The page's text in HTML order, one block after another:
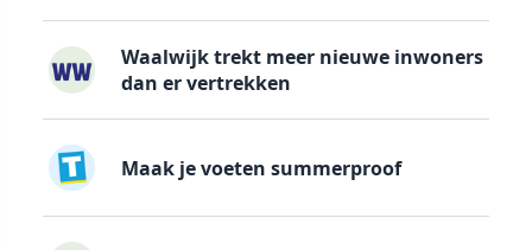
Waalwijk trekt meer nieuwe inwoners
dan er vertrekken
Maak je voeten summerproof